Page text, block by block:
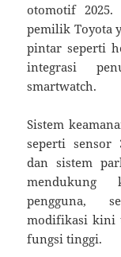
otomotif
pemilik Toyota
pintar seperti
integrasi
smartwatch.
Sistem
seperti sensor
dan sistem
mendukung
pengguna,
modifikasi kini
fungsi tinggi.